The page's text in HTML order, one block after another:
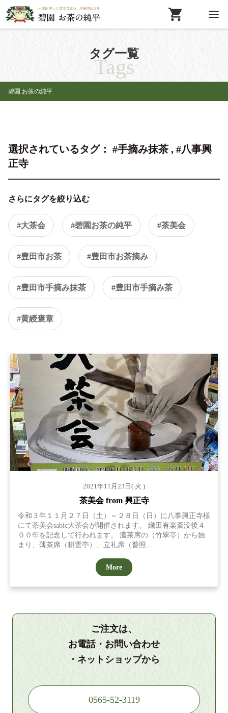
タグ一覧
Tags
碧園 お茶の純平
選択されているタグ： #手摘み抹茶 , #八事興
正寺
さらにタグを絞り込む
#大茶会 #碧園お茶の純平 #茶美会
#豊田市お茶 #豊田市お茶摘み
#豊田市手摘み抹茶 #豊田市手摘み茶
#黄綬褒章
2021年11月23日( 火 )
茶美会 from 興正寺
令和３年１１月２７日（土）～２８日（日）に八事興正寺様
にて茶美会sabic大茶会が開催されます。 織田有楽斎没後４
００年を記念して行われます。 濃茶席の（竹翠亭）から始
まり、薄茶席（耕雲亭）、立礼席（普照...
More
ご注文は、
お電話・お問い合わせ
・ネットショップから
0565-52-3119